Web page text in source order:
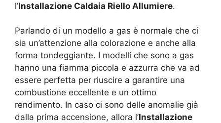
l’Installazione Caldaia Riello Allumiere.
Parlando di un modello a gas è normale che ci
sia un’attenzione alla colorazione e anche alla
forma tondeggiante. I modelli che sono a gas
hanno una fiamma piccola e azzurra che va ad
essere perfetta per riuscire a garantire una
combustione eccellente e un ottimo
rendimento. In caso ci sono delle anomalie già
dalla prima accensione, allora l’Installazione